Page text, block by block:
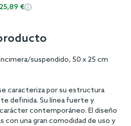
25,89 €
suspendido, 50 x 25 cm
se caracteriza por su estructura
definida. Su línea fuerte y
contemporáneo. El diseño
con una gran comodidad de uso y